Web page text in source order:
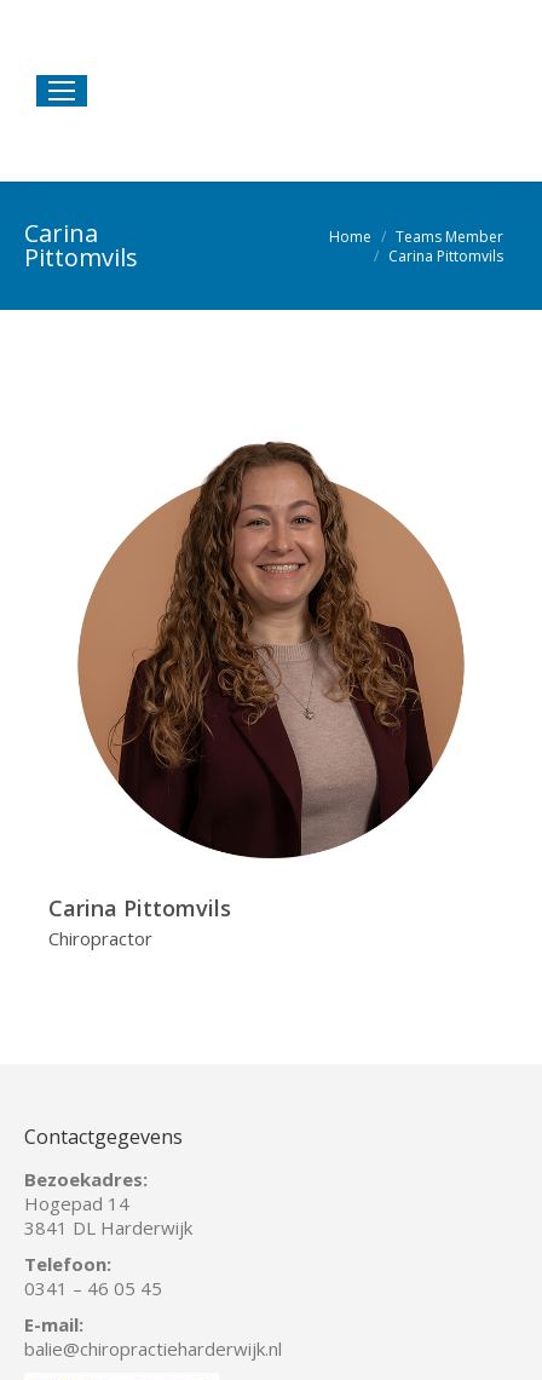
Carina
Pittomvils
Home
Teams Member
Carina Pittomvils
Carina Pittomvils
Chiropractor
Contactgegevens
Bezoekadres:
Hogepad 14
3841 DL Harderwijk
Telefoon:
0341 – 46 05 45
E-mail:
balie@chiropractieharderwijk.nl